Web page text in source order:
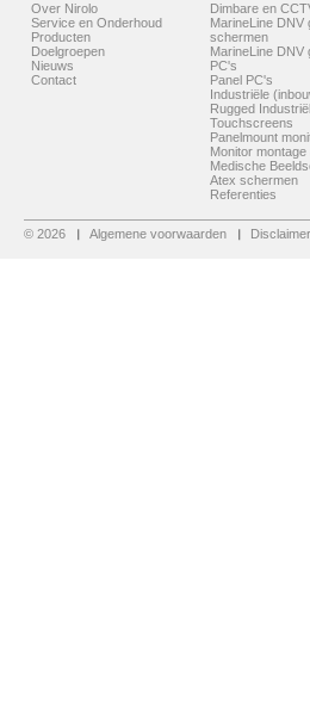
Over Nirolo
Service en Onderhoud
Producten
Doelgroepen
Nieuws
Contact
Dimbare en
MarineLine DNV
schermen
MarineLine DNV
PC's
Panel PC's
Industriële
Rugged
Touchscreens
Panelmount
Monitor montage
Medische
Atex schermen
Referenties
© 2026 Algemene voorwaarden Disclaimer